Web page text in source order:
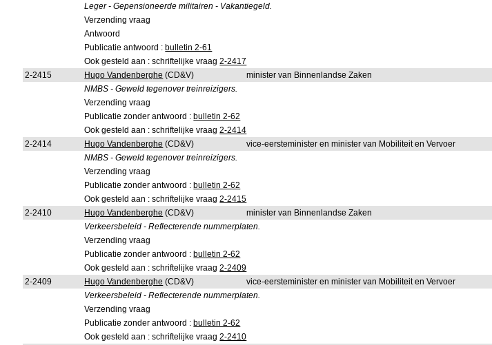
Leger - Gepensioneerde militairen - Vakantiegeld.
Verzending vraag
Antwoord
Publicatie antwoord : bulletin 2-61
Ook gesteld aan : schriftelijke vraag2-2417
2-2415
Hugo Vandenberghe (CD&V)
minister van Binnenlandse Zaken
NMBS - Geweld tegenover treinreizigers.
Verzending vraag
Publicatie zonder antwoord : bulletin 2-62
Ook gesteld aan : schriftelijke vraag2-2414
2-2414
Hugo Vandenberghe (CD&V)
vice-eersteminister en minister van Mobiliteit en Vervoer
NMBS - Geweld tegenover treinreizigers.
Verzending vraag
Publicatie zonder antwoord : bulletin 2-62
Ook gesteld aan : schriftelijke vraag2-2415
2-2410
Hugo Vandenberghe (CD&V)
minister van Binnenlandse Zaken
Verkeersbeleid - Reflecterende nummerplaten.
Verzending vraag
Publicatie zonder antwoord : bulletin 2-62
Ook gesteld aan : schriftelijke vraag2-2409
2-2409
Hugo Vandenberghe (CD&V)
vice-eersteminister en minister van Mobiliteit en Vervoer
Verkeersbeleid - Reflecterende nummerplaten.
Verzending vraag
Publicatie zonder antwoord : bulletin 2-62
Ook gesteld aan : schriftelijke vraag2-2410